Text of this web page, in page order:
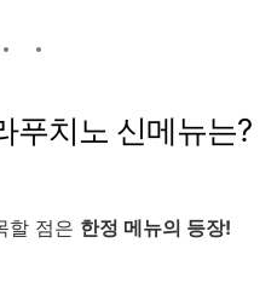
푸치노 신메뉴는?
할 점은 한정 메뉴의 등장!